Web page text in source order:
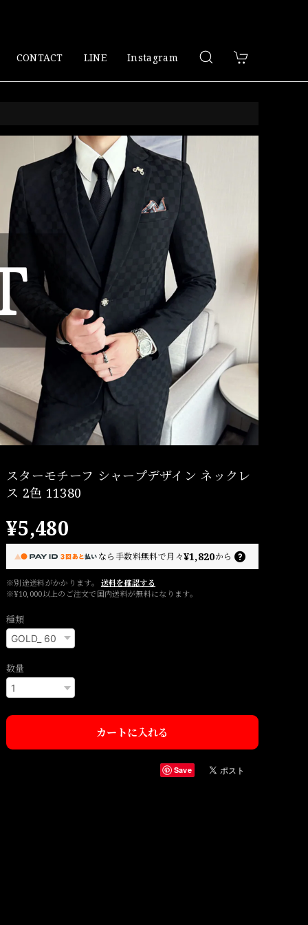
CONTACT LINE Instagram
スターモチーフ シャープデザイン ネックレ
ス 2色 11380
¥5,480
なら手数料無料で月々¥1,820から
※別途送料がかかります。
送料を確認する
※¥10,000以上のご注文で国内送料が無料になります。
種類
数量
カートに入れる
Save